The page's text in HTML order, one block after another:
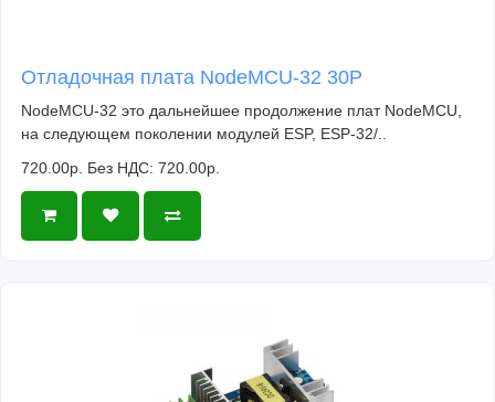
Отладочная плата NodeMCU-32 30P
NodeMCU-32 это дальнейшее продолжение плат NodeMCU,
на следующем поколении модулей ESP, ESP-32/..
720.00р. Без НДС: 720.00р.